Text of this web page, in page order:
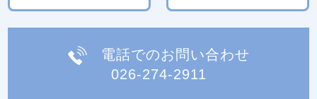
電話でのお問い合わせ
026-274-2911